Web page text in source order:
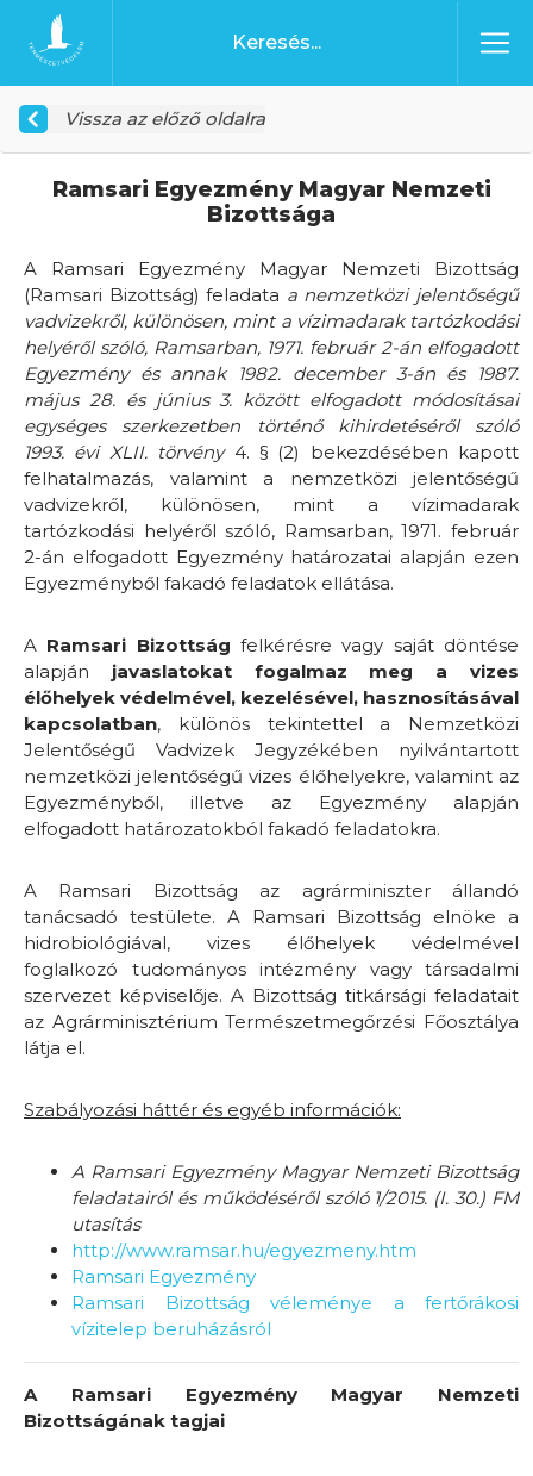
Ugrás a tartalomhoz
Főoldal
Vissza az előző oldalra
Ramsari Egyezmény Magyar Nemzeti
Bizottsága
A Ramsari Egyezmény Magyar Nemzeti Bizottság
(Ramsari Bizottság) feladata a nemzetközi jelentőségű
vadvizekről, különösen, mint a vízimadarak tartózkodási
helyéről szóló, Ramsarban, 1971. február 2-án elfogadott
Egyezmény és annak 1982. december 3-án és 1987.
május 28. és június 3. között elfogadott módosításai
egységes szerkezetben történő kihirdetéséről szóló
1993. évi XLII. törvény4. § (2) bekezdésében kapott
felhatalmazás, valamint a nemzetközi jelentőségű
vadvizekről, különösen, mint a vízimadarak
tartózkodási helyéről szóló, Ramsarban, 1971. február
2-án elfogadott Egyezmény határozatai alapján ezen
Egyezményből fakadó feladatok ellátása.
A Ramsari Bizottság felkérésre vagy saját döntése
alapján javaslatokat fogalmaz meg a vizes
élőhelyek védelmével, kezelésével, hasznosításával
kapcsolatban, különös tekintettel a Nemzetközi
Jelentőségű Vadvizek Jegyzékében nyilvántartott
nemzetközi jelentőségű vizes élőhelyekre, valamint az
Egyezményből, illetve az Egyezmény alapján
elfogadott határozatokból fakadó feladatokra.
A Ramsari Bizottság az agrárminiszter állandó
tanácsadó testülete. A Ramsari Bizottság elnöke a
hidrobiológiával, vizes élőhelyek védelmével
foglalkozó tudományos intézmény vagy társadalmi
szervezet képviselője. A Bizottság titkársági feladatait
az Agrárminisztérium Természetmegőrzési Főosztálya
látja el.
Szabályozási háttér és egyéb információk:
A Ramsari Egyezmény Magyar Nemzeti Bizottság
feladatairól és működéséről szóló 1/2015. (I. 30.) FM
utasítás
http://www.ramsar.hu/egyezmeny.htm
Ramsari Egyezmény
Ramsari Bizottság véleménye a fertőrákosi
vízitelep beruházásról
A Ramsari Egyezmény Magyar Nemzeti
Bizottságának tagjai